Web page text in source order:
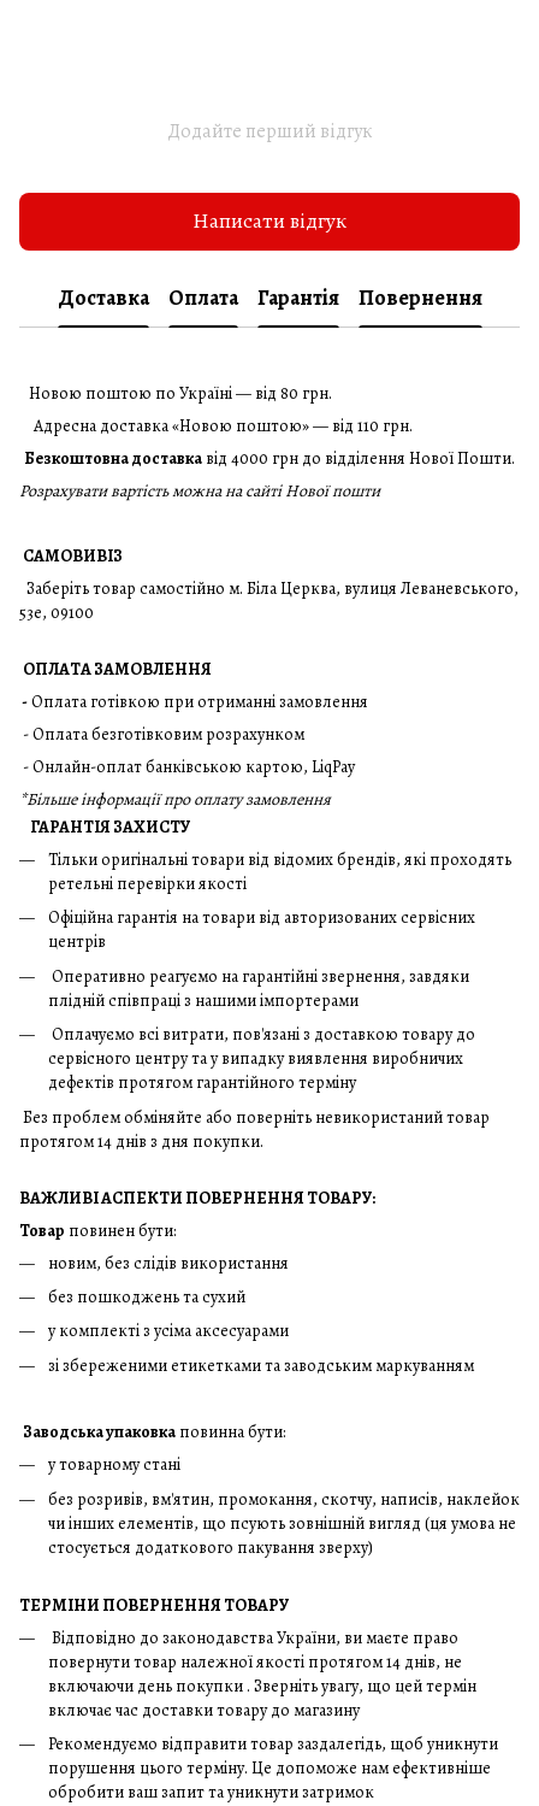
Додайте перший відгук
Написати відгук
Доставка Оплата Гарантія Повернення
Новою поштою по Україні — від 80 грн.
Адресна доставка «Новою поштою» — від 110 грн.
Безкоштовна доставка від 4000 грн до відділення Нової Пошти.
Розрахувати вартість можна на сайті Нової пошти
САМОВИВІЗ
Заберіть товар самостійно м. Біла Церква, вулиця Леваневського,
53е, 09100
ОПЛАТА ЗАМОВЛЕННЯ
-Оплата готівкою при отриманні замовлення
- Оплата безготівковим розрахунком
- Онлайн-оплат банківською картою, LiqPay
*Більше інформації про оплату замовлення
ГАРАНТІЯ ЗАХИСТУ
Тільки оригінальні товари від відомих брендів, які проходять
ретельні перевірки якості
Офіційна гарантія на товари від авторизованих сервісних
центрів
Оперативно реагуємо на гарантійні звернення, завдяки
плідній співпраці з нашими імпортерами
Оплачуємо всі витрати, пов'язані з доставкою товару до
сервісного центру та у випадку виявлення виробничих
дефектів протягом гарантійного терміну
Без проблем обміняйте або поверніть невикористаний товар
протягом 14 днів з дня покупки.
ВАЖЛИВІ АСПЕКТИ ПОВЕРНЕННЯ ТОВАРУ:
Товар повинен бути:
новим, без слідів використання
без пошкоджень та сухий
у комплекті з усіма аксесуарами
зі збереженими етикетками та заводським маркуванням
Заводська упаковка повинна бути:
у товарному стані
без розривів, вм'ятин, промокання, скотчу, написів, наклейок
чи інших елементів, що псують зовнішній вигляд (ця умова не
стосується додаткового пакування зверху)
ТЕРМІНИ ПОВЕРНЕННЯ ТОВАРУ
Відповідно до законодавства України, ви маєте право
повернути товар належної якості протягом 14 днів, не
включаючи день покупки . Зверніть увагу, що цей термін
включає час доставки товару до магазину
Рекомендуємо відправити товар заздалегідь, щоб уникнути
порушення цього терміну. Це допоможе нам ефективніше
обробити ваш запит та уникнути затримок